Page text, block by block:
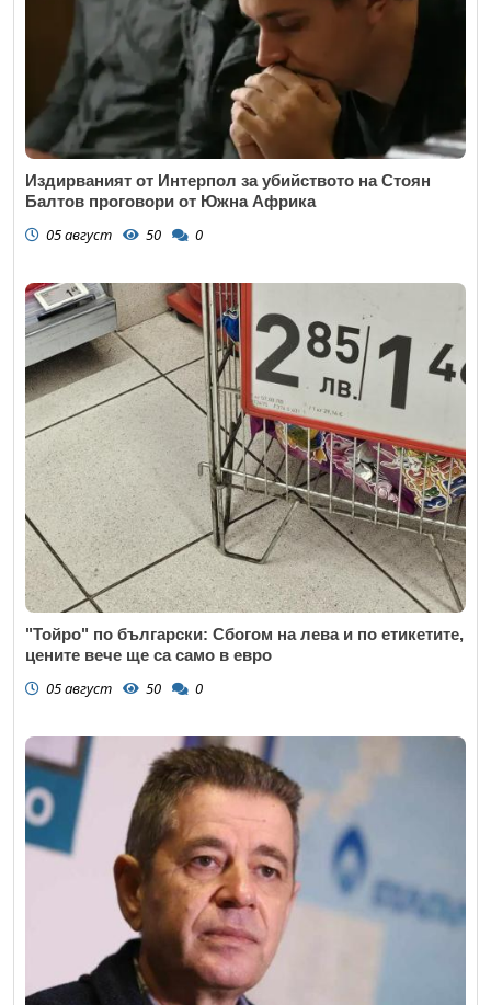
Издирваният от Интерпол за убийството на Стоян
Балтов проговори от Южна Африка
05 август 50 0
"Тойро" по български: Сбогом на лева и по етикетите,
цените вече ще са само в евро
05 август 50 0